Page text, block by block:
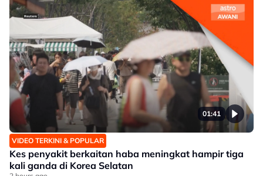
01:41
VIDEO TERKINI & POPULAR
Kes penyakit berkaitan haba meningkat hampir tiga
kali ganda di Korea Selatan